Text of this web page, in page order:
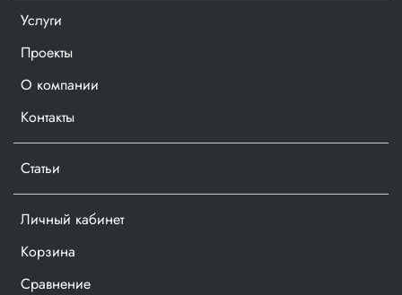
Услуги
Проекты
О компании
Контакты
Статьи
Личный кабинет
Корзина
Сравнение